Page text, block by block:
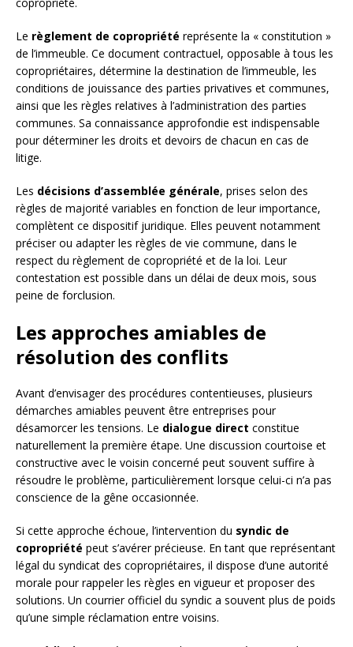
Le règlement de copropriété représente la « constitution »
de l’immeuble. Ce document contractuel, opposable à tous les
copropriétaires, détermine la destination de l’immeuble, les
conditions de jouissance des parties privatives et communes,
ainsi que les règles relatives à l’administration des parties
communes. Sa connaissance approfondie est indispensable
pour déterminer les droits et devoirs de chacun en cas de
litige.
Les décisions d’assemblée générale, prises selon des
règles de majorité variables en fonction de leur importance,
complètent ce dispositif juridique. Elles peuvent notamment
préciser ou adapter les règles de vie commune, dans le
respect du règlement de copropriété et de la loi. Leur
contestation est possible dans un délai de deux mois, sous
peine de forclusion.
Les approches amiables de
résolution des conflits
Avant d’envisager des procédures contentieuses, plusieurs
démarches amiables peuvent être entreprises pour
désamorcer les tensions. Le dialogue direct constitue
naturellement la première étape. Une discussion courtoise et
constructive avec le voisin concerné peut souvent suffire à
résoudre le problème, particulièrement lorsque celui-ci n’a pas
conscience de la gêne occasionnée.
Si cette approche échoue, l’intervention du syndic de
copropriété peut s’avérer précieuse. En tant que représentant
légal du syndicat des copropriétaires, il dispose d’une autorité
morale pour rappeler les règles en vigueur et proposer des
solutions. Un courrier officiel du syndic a souvent plus de poids
qu’une simple réclamation entre voisins.